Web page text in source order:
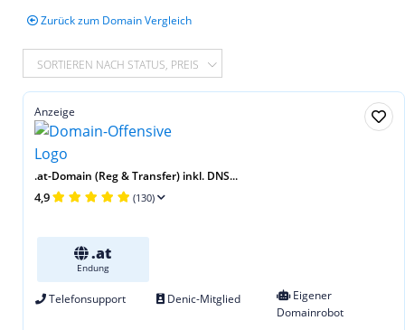
Zurück zum Domain Vergleich
SORTIEREN NACH STATUS, PREIS
Anzeige
.at-Domain (Reg & Transfer) inkl. DNS...
4,9 (130)
.at
Endung
Telefonsupport Denic-Mitglied
Eigener
Domainrobot